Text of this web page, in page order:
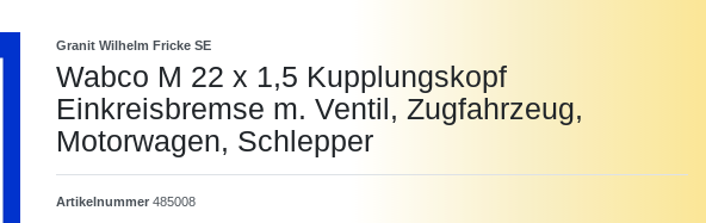
Granit Wilhelm Fricke SE
Wabco M 22 x 1,5 Kupplungskopf
Einkreisbremse m. Ventil, Zugfahrzeug,
Motorwagen, Schlepper
Artikelnummer 485008